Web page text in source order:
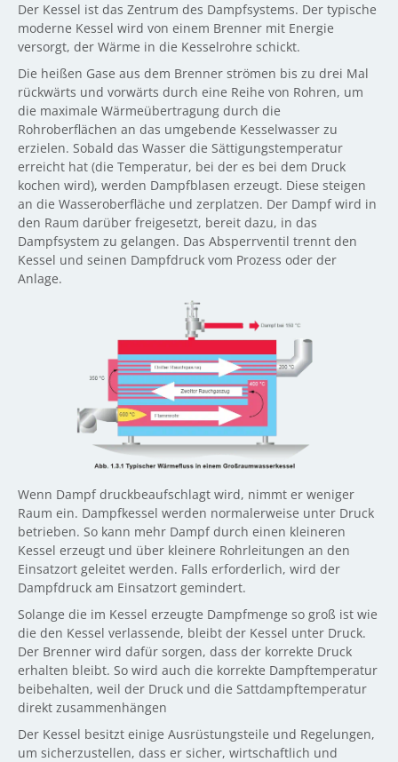
Der Kessel ist das Zentrum des Dampfsystems. Der typische
moderne Kessel wird von einem Brenner mit Energie
versorgt, der Wärme in die Kesselrohre schickt.
Die heißen Gase aus dem Brenner strömen bis zu drei Mal
rückwärts und vorwärts durch eine Reihe von Rohren, um
die maximale Wärmeübertragung durch die
Rohroberflächen an das umgebende Kesselwasser zu
erzielen. Sobald das Wasser die Sättigungstemperatur
erreicht hat (die Temperatur, bei der es bei dem Druck
kochen wird), werden Dampfblasen erzeugt. Diese steigen
an die Wasseroberfläche und zerplatzen. Der Dampf wird in
den Raum darüber freigesetzt, bereit dazu, in das
Dampfsystem zu gelangen. Das Absperrventil trennt den
Kessel und seinen Dampfdruck vom Prozess oder der
Anlage.
Wenn Dampf druckbeaufschlagt wird, nimmt er weniger
Raum ein. Dampfkessel werden normalerweise unter Druck
betrieben. So kann mehr Dampf durch einen kleineren
Kessel erzeugt und über kleinere Rohrleitungen an den
Einsatzort geleitet werden. Falls erforderlich, wird der
Dampfdruck am Einsatzort gemindert.
Solange die im Kessel erzeugte Dampfmenge so groß ist wie
die den Kessel verlassende, bleibt der Kessel unter Druck.
Der Brenner wird dafür sorgen, dass der korrekte Druck
erhalten bleibt. So wird auch die korrekte Dampftemperatur
beibehalten, weil der Druck und die Sattdampftemperatur
direkt zusammenhängen
Der Kessel besitzt einige Ausrüstungsteile und Regelungen,
um sicherzustellen, dass er sicher, wirtschaftlich und